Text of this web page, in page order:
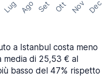
Lug Ago Set Ott Nov Dec
a Istanbul costa meno
di 25,53 € al
basso del 47% rispetto